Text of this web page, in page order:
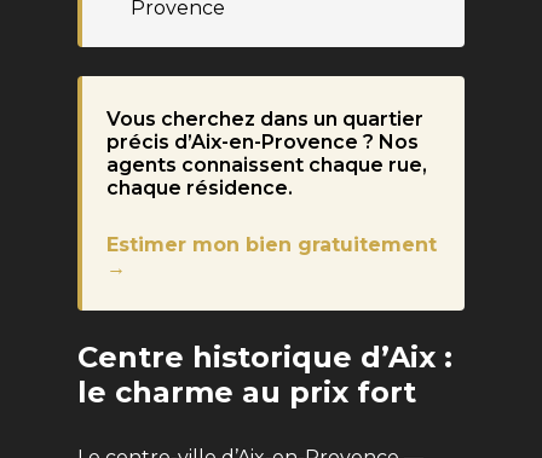
Provence
Vous cherchez dans un quartier
précis d’Aix-en-Provence ? Nos
agents connaissent chaque rue,
chaque résidence.
Estimer mon bien gratuitement
→
Centre historique d’Aix :
le charme au prix fort